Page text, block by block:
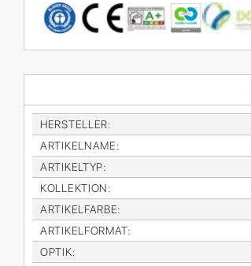
HER­STEL­LER:
AR­TI­KEL­NA­ME:
AR­TI­KEL­TYP:
KOL­LEK­TI­ON:
AR­TI­KEL­FAR­BE:
AR­TI­KEL­FOR­MAT:
OP­TIK: